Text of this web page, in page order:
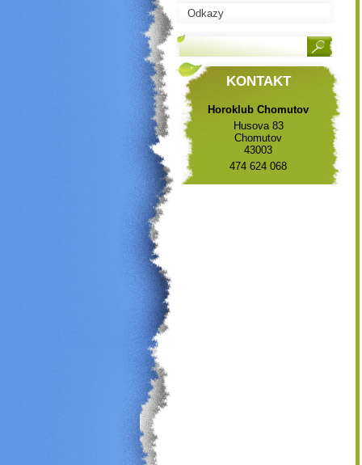
Odkazy
KONTAKT
Horoklub Chomutov
Husova 83
Chomutov
43003
474 624 068